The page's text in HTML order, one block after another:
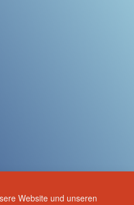
Website und unseren